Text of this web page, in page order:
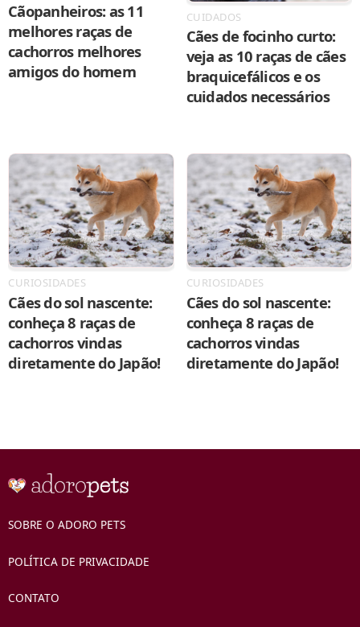
Cãopanheiros: as 11
melhores raças de
cachorros melhores
amigos do homem
CUIDADOS
Cães de focinho curto:
veja as 10 raças de cães
braquicefálicos e os
cuidados necessários
CURIOSIDADES
Cães do sol nascente:
conheça 8 raças de
cachorros vindas
diretamente do Japão!
CURIOSIDADES
Cães do sol nascente:
conheça 8 raças de
cachorros vindas
diretamente do Japão!
SOBRE O ADORO PETS
POLÍTICA DE PRIVACIDADE
CONTATO